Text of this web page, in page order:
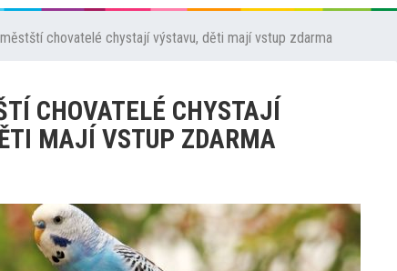
chovatelé chystají výstavu, děti mají vstup zdarma
CHOVATELÉ CHYSTAJÍ
MAJÍ VSTUP ZDARMA